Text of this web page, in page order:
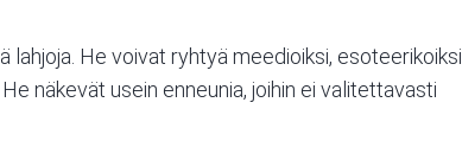
He voivat ryhtyä meedioiksi, esoteerikoiksi
näkevät usein enneunia, joihin ei valitettavasti